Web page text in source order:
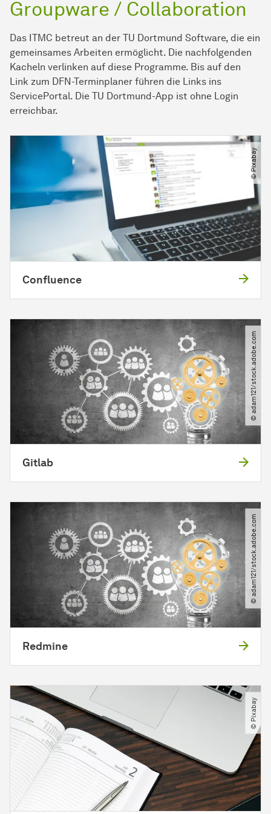
Groupware / Collaboration
Das ITMC betreut an der TU Dortmund Software, die ein
gemeinsames Arbeiten ermöglicht. Die nachfolgenden
Kacheln verlinken auf diese Programme. Bis auf den
Link zum DFN-Terminplaner führen die Links ins
ServicePortal. Die TU Dortmund-App ist ohne Login
erreichbar.
© Pixabay
Confluence
© adam121​/​stock.adobe.com
Gitlab
© adam121​/​stock.adobe.com
Redmine
© Pixabay